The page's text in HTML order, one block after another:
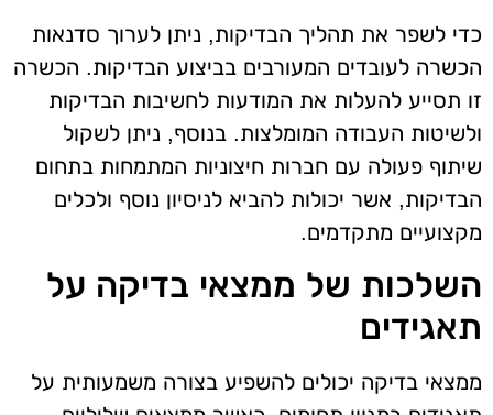
כדי לשפר את תהליך הבדיקות, ניתן לערוך סדנאות
הכשרה לעובדים המעורבים בביצוע הבדיקות. הכשרה
זו תסייע להעלות את המודעות לחשיבות הבדיקות
ולשיטות העבודה המומלצות. בנוסף, ניתן לשקול
שיתוף פעולה עם חברות חיצוניות המתמחות בתחום
הבדיקות, אשר יכולות להביא לניסיון נוסף ולכלים
מקצועיים מתקדמים.
השלכות של ממצאי בדיקה על
תאגידים
ממצאי בדיקה יכולים להשפיע בצורה משמעותית על